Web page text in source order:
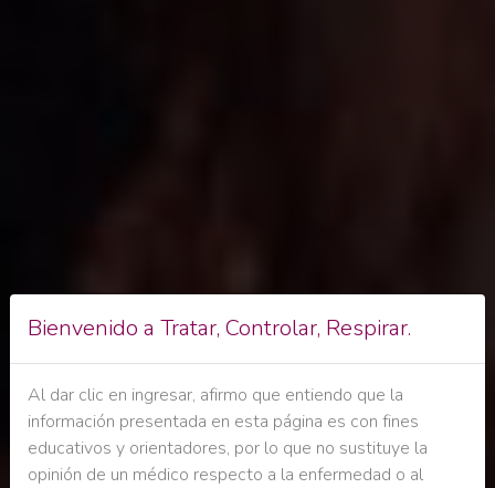
Bienvenido a Tratar, Controlar, Respirar.
Al dar clic en ingresar, afirmo que entiendo que la
información presentada en esta página es con fines
educativos y orientadores, por lo que no sustituye la
opinión de un médico respecto a la enfermedad o al